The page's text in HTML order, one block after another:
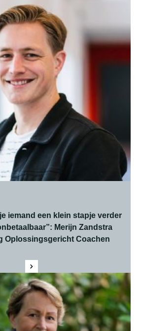
iemand een klein stapje verder
Merijn Zandstra
Oplossingsgericht Coachen